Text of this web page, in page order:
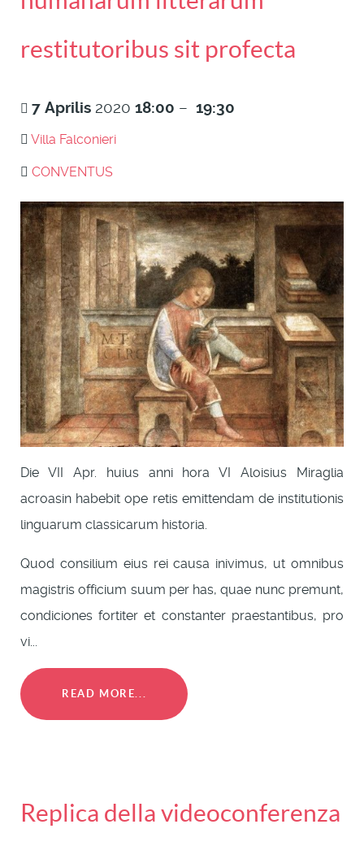
restitutoribus sit profecta
7 Aprilis 2020 18:00 – 19:30
Villa Falconieri
CONVENTUS
Die VII Apr. huius anni hora VI Aloisius Miraglia
acroasin habebit ope retis emittendam de institutionis
linguarum classicarum historia.
Quod consilium eius rei causa inivimus, ut omnibus
magistris officium suum per has, quae nunc premunt,
condiciones fortiter et constanter praestantibus, pro
vi...
READ MORE...
Replica della videoconferenza